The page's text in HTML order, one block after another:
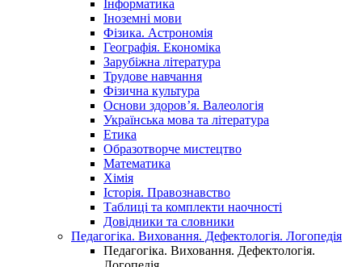
Інформатика
Іноземні мови
Фізика. Астрономія
Географія. Економіка
Зарубіжна література
Трудове навчання
Фізична культура
Основи здоров’я. Валеологія
Українська мова та література
Етика
Образотворче мистецтво
Математика
Хімія
Історія. Правознавство
Таблиці та комплекти наочності
Довідники та словники
Педагогіка. Виховання. Дефектологія. Логопедія
Педагогіка. Виховання. Дефектологія.